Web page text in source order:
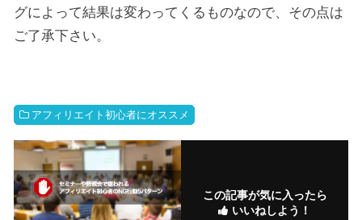
グによって結果は変わってくるものなので、その点は
ご了承下さい。
アフィリエイト初心者にオススメ
この記事が気に入ったら
いいねしよう！